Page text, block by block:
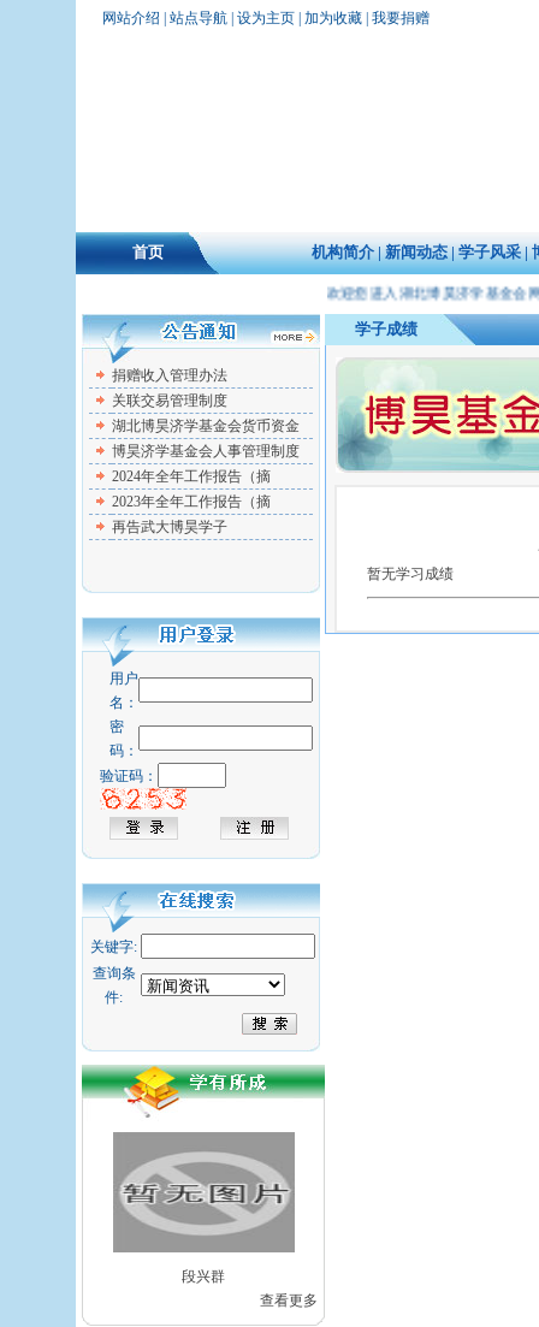
网站介绍 站点导航 设为主页 加为收藏 我要捐赠
首页 机构简介 | 新闻动态 | 学子风采 |
欢迎您进入湖北博昊济学基金会网站
捐赠收入管理办法
关联交易管理制度
湖北博昊济学基金会货币资金
博昊济学基金会人事管理制度
2024年全年工作报告（摘
2023年全年工作报告（摘
再告武大博昊学子
用户
名：
密
码：
验证码：
关键字:
查询条
件:
段兴群
查看更多
学子成绩
暂无学习成绩